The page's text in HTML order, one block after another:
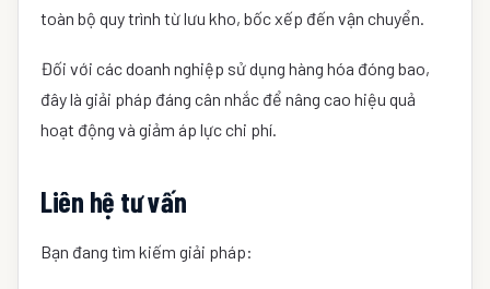
toàn bộ quy trình từ lưu kho, bốc xếp đến vận chuyển.
Đối với các doanh nghiệp sử dụng hàng hóa đóng bao,
đây là giải pháp đáng cân nhắc để nâng cao hiệu quả
hoạt động và giảm áp lực chi phí.
Liên hệ tư vấn
Bạn đang tìm kiếm giải pháp: